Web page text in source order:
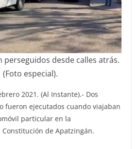
perseguidos desde calles atrás.
(Foto especial).
2021. (Al Instante).- Dos
fueron ejecutados cuando viajaban
particular en la
de Apatzingán.